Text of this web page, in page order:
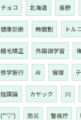
チョコ 北海道 長野
健康診断 時間割 トル
縮毛矯正 外国語学習
修学旅行 AI 倫理
陰謀論 カヤック 川
(*'▽') 防災 警視庁